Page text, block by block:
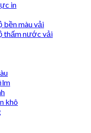
in
bền màu vải
thấm nước vải
khô